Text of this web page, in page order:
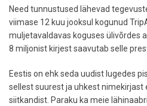
Need tunnustused lähevad
viimase 12 kuu jooksul kogunud
muljetavaldavas koguses ülivõrdes
8 miljonist kirjest saavutab selle
Eestis on ehk seda uudist lugedes
sellest suurest ja uhkest
siitkandist. Paraku ka meie